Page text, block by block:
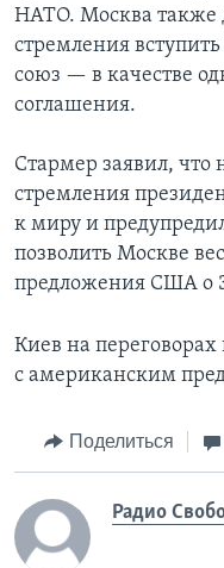
НАТО. Москва также
стремления
союз — в качестве
соглашения.
Стармер заявил, что
стремления
к миру и
позволить Москве
предложения США о
Киев на переговорах
с американским
Поделиться
Радио